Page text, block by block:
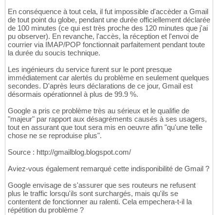
En conséquence à tout cela, il fut impossible d'accèder a Gmail
de tout point du globe, pendant une durée officiellement déclarée
de 100 minutes (ce qui est très proche des 120 minutes que j'ai
pu observer). En revanche, l'accès, la réception et l'envoi de
courrier via IMAP/POP fonctionnait parfaitement pendant toute
la durée du soucis technique.
Les ingénieurs du service furent sur le pont presque
immédiatement car alertés du problème en seulement quelques
secondes. D'après leurs déclarations de ce jour, Gmail est
désormais opérationnel à plus de 99.9 %.
Google a pris ce problème très au sérieux et le qualifie de
"majeur" par rapport aux désagréments causés à ses usagers,
tout en assurant que tout sera mis en oeuvre afin "qu'une telle
chose ne se reproduise plus".
Source : http://gmailblog.blogspot.com/
Aviez-vous également remarqué cette indisponibilité de Gmail ?
Google envisage de s'assurer que ses routeurs ne refusent
plus le traffic lorsqu'ils sont surchargés, mais qu'ils se
contentent de fonctionner au ralenti. Cela empechera-t-il la
répétition du problème ?